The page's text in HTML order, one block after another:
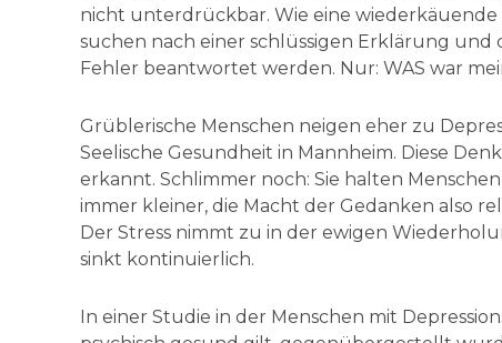
nicht unterdrückbar. Wie eine
suchen nach einer schlüssigen Erklärung und
Fehler beantwortet werden. Nur: WAS war
Grüblerische Menschen neigen eher zu
Seelische Gesundheit in Mannheim. Diese
erkannt. Schlimmer noch: Sie halten
immer kleiner, die Macht der Gedanken also
Der Stress nimmt zu in der ewigen
sinkt kontinuierlich.
In einer Studie in der Menschen mit